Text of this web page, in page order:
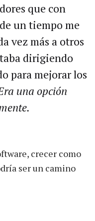
que con
un tiempo me
vez más a otros
dirigiendo
para mejorar los
una opción
crecer como
ser un camino